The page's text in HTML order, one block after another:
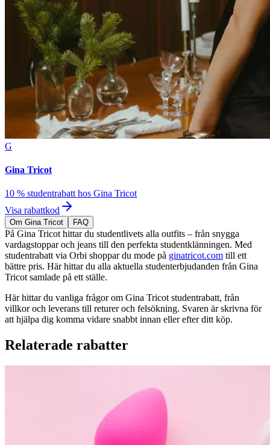
G
Gina Tricot
10 % studentrabatt hos Gina Tricot
Visa rabattkod
Om Gina Tricot FAQ
På Gina Tricot hittar du studentlivets alla outfits – från snygga
vardagstoppar och jeans till den perfekta studentklänningen. Med
studentrabatt via Orbi shoppar du mode på ginatricot.com till ett
bättre pris. Här hittar du alla aktuella studenterbjudanden från Gina
Tricot samlade på ett ställe.
Här hittar du vanliga frågor om Gina Tricot studentrabatt, från
villkor och leverans till returer och felsökning. Svaren är skrivna för
att hjälpa dig komma vidare snabbt innan eller efter ditt köp.
Relaterade rabatter